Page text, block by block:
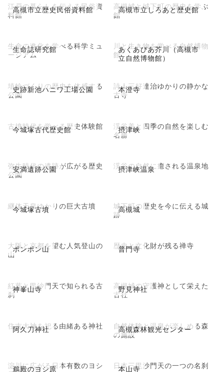
高槻市立歴史民俗資料館
江戸の暮らしを伝える民俗資
料館
高槻市立しろあと歴史館
高槻城と城下町の歴史を学ぶ
館
生命誌研究館
生命の進化を学べる科学ミュ
ージアム
あくあぴあ芥川（高槻市
立自然博物館）
川と生き物を学べる自然博物
館
史跡新池ハニワ工場公園
埴輪づくりの歴史を体感する
公園
本澄寺
詩人三好達治ゆかりの静かな
古寺
今城塚古代歴史館
古墳時代を学べる歴史体験館 摂津峡
渓谷美と四季の自然を楽しむ
名勝
安満遺跡公園
弥生時代の遺跡が広がる歴史
公園
摂津峡温泉
渓谷の自然に癒される温泉地
今城塚古墳
継体天皇ゆかりの巨大古墳 高槻城
城下町の歴史を今に伝える城
跡
ポンポン山
大阪と京都を望む人気登山の
山
普門寺
歴史と文化財が残る禅寺
神峯山寺
紅葉と毘沙門天で知られる古
刹
野見神社
高槻城の守護神として栄えた
古社
阿久刀神社
住吉大神を祀る由緒ある神社 高槻森林観光センター
自然体験と温泉が楽しめる森
の施設
鵜殿のヨシ原
淀川に広がる日本有数のヨシ
本山寺
日本三毘沙門天の一つの名刹